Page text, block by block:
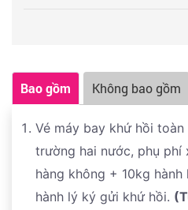
phố nhộn nhịp và phồn
lưu giữ trọn vẹn nét sống
khách có thể dạo bước, mua
niệm độc đáo. Đoàn
ngoàiTháp truyền hình
biểu tượng kiến trúc hiện
Bao gồm Không bao gồm
Vé máy bay khứ hồi
trường hai nước, phụ phí
hàng không + 10kg
hành lý ký gửi khứ hồi.